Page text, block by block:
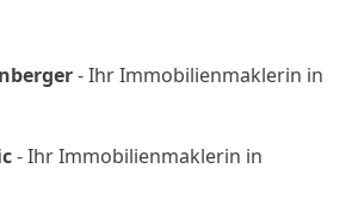
- Ihr Immobilienmaklerin in
- Ihr Immobilienmaklerin in